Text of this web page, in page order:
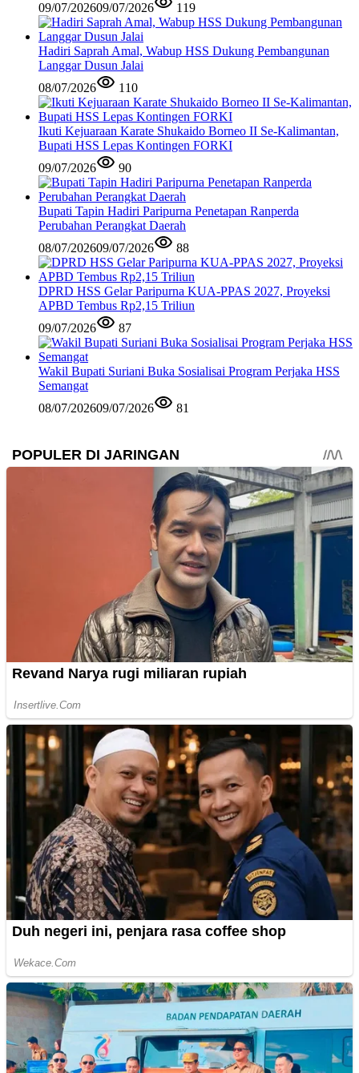
09/07/202609/07/2026 119
Hadiri Saprah Amal, Wabup HSS Dukung Pembangunan
Langgar Dusun Jalai
08/07/2026
110
Ikuti Kejuaraan Karate Shukaido Borneo II Se-Kalimantan,
Bupati HSS Lepas Kontingen FORKI
09/07/2026
90
Bupati Tapin Hadiri Paripurna Penetapan Ranperda
Perubahan Perangkat Daerah
08/07/202609/07/2026 88
DPRD HSS Gelar Paripurna KUA-PPAS 2027, Proyeksi
APBD Tembus Rp2,15 Triliun
09/07/2026
87
Wakil Bupati Suriani Buka Sosialisai Program Perjaka HSS
Semangat
08/07/202609/07/2026 81